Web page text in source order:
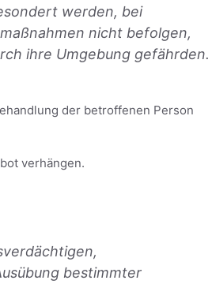
werden, bei
nicht befolgen,
ihre Umgebung gefährden.
der betroffenen Person
verhängen.
bestimmter